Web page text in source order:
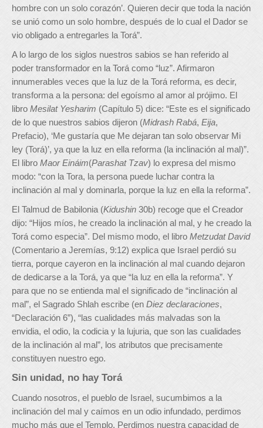
hombre con un solo corazón’. Quieren decir que toda la nación
se unió como un solo hombre, después de lo cual el Dador se
vio obligado a entregarles la Torá”.
A lo largo de los siglos nuestros sabios se han referido al
poder transformador en la Torá como “luz”. Afirmaron
innumerables veces que la luz de la Torá reforma, es decir,
transforma a la persona: del egoísmo al amor al prójimo. El
libro Mesilat Yesharim (Capítulo 5) dice: “Este es el significado
de lo que nuestros sabios dijeron (Midrash Rabá, Eija,
Prefacio), ‘Me gustaría que Me dejaran tan solo observar Mi
ley (Torá)’, ya que la luz en ella reforma (la inclinación al mal)”.
El libro Maor Eináim(Parashat Tzav) lo expresa del mismo
modo: “con la Tora, la persona puede luchar contra la
inclinación al mal y dominarla, porque la luz en ella la reforma”.
El Talmud de Babilonia (Kidushin 30b) recoge que el Creador
dijo: “Hijos míos, he creado la inclinación al mal, y he creado la
Torá como especia”. Del mismo modo, el libro Metzudat David
(Comentario a Jeremías, 9:12) explica que Israel perdió su
tierra, porque cayeron en la inclinación al mal cuando dejaron
de dedicarse a la Torá, ya que “la luz en ella la reforma”. Y
para que no se entienda mal el significado de “inclinación al
mal”, el Sagrado Shlah escribe (en Diez declaraciones,
“Declaración 6”), “las cualidades más malvadas son la
envidia, el odio, la codicia y la lujuria, que son las cualidades
de la inclinación al mal”, los atributos que precisamente
constituyen nuestro ego.
Sin unidad, no hay Torá
Cuando nosotros, el pueblo de Israel, sucumbimos a la
inclinación del mal y caímos en un odio infundado, perdimos
mucho más que el Templo. Perdimos nuestra capacidad de